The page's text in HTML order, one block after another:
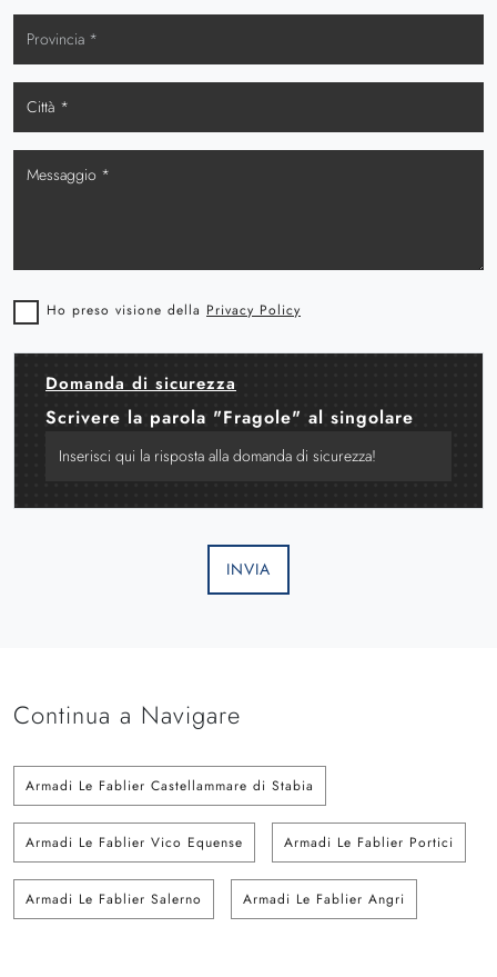
Ho preso visione della Privacy Policy
Domanda di sicurezza
Scrivere la parola "Fragole" al singolare
INVIA
Continua a Navigare
Armadi Le Fablier Castellammare di Stabia
Armadi Le Fablier Vico Equense Armadi Le Fablier Portici
Armadi Le Fablier Salerno Armadi Le Fablier Angri